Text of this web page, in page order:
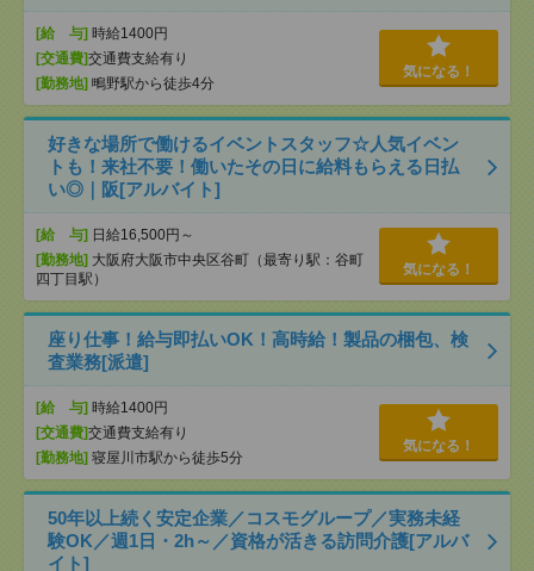
[給 与] 時給1400円
[交通費]交通費支給有り
[勤務地] 鴫野駅から徒歩4分
気になる！
好きな場所で働けるイベントスタッフ☆人気イベン
トも！来社不要！働いたその日に給料もらえる日払
い◎｜阪[アルバイト]
[給 与] 日給16,500円～
[勤務地] 大阪府大阪市中央区谷町（最寄り駅：谷町
四丁目駅）
気になる！
座り仕事！給与即払いOK！高時給！製品の梱包、検
査業務[派遣]
[給 与] 時給1400円
[交通費]交通費支給有り
[勤務地] 寝屋川市駅から徒歩5分
気になる！
50年以上続く安定企業／コスモグループ／実務未経
験OK／週1日・2h～／資格が活きる訪問介護[アルバ
イト]